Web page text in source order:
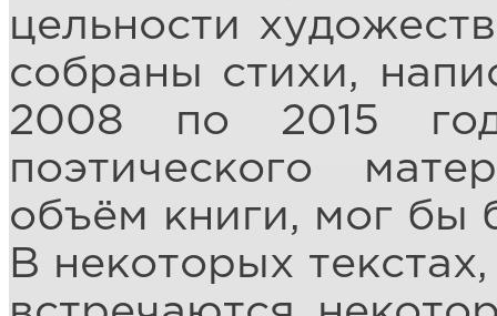
цельности
собраны стихи,
2008 по 2015
поэтического
объём книги, мог бы
В некоторых